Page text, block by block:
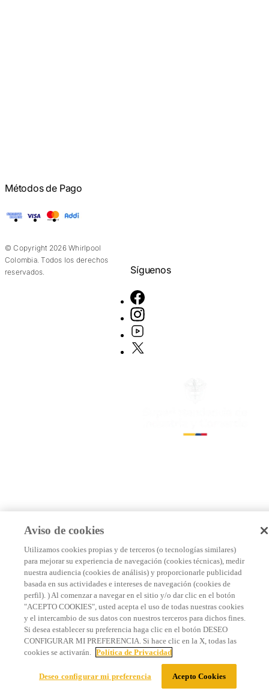
Métodos de Pago
American Express
Visa Mastercard
© Copyright 2026 Whirlpool
Colombia. Todos los derechos
reservados.
Síguenos
Aviso de cookies
Utilizamos cookies propias y de terceros (o tecnologías similares)
para mejorar su experiencia de navegación (cookies técnicas), medir
nuestra audiencia (cookies de análisis) y proporcionarle publicidad
basada en sus actividades e intereses de navegación (cookies de
perfil). ) Al comenzar a navegar en el sitio y/o dar clic en el botón
"ACEPTO COOKIES", usted acepta el uso de todas nuestras cookies
y el intercambio de sus datos con nuestros terceros para dichos fines.
Si desea establecer su preferencia haga clic en el botón DESEO
CONFIGURAR MI PREFERENCIA. Si hace clic en la X, todas las
cookies se activarán. Política de Privacidad
Deseo configurar mi preferencia Acepto Cookies